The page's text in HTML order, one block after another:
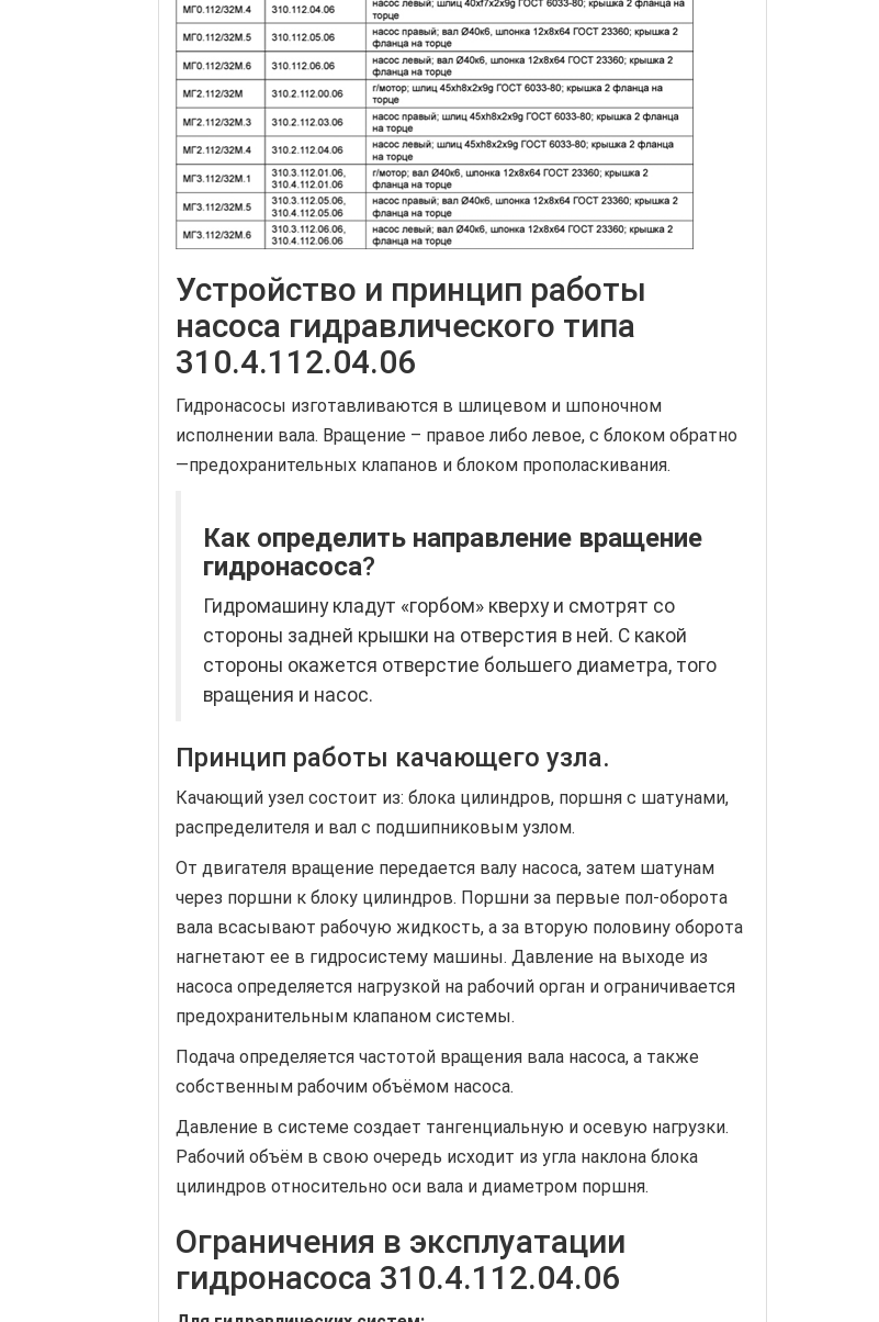
Устройство и принцип работы
насоса гидравлического типа
310.4.112.04.06
Гидронасосы изготавливаются в шлицевом и шпоночном
исполнении вала. Вращение – правое либо левое, с блоком обратно
—предохранительных клапанов и блоком прополаскивания.
Как определить направление вращение
гидронасоса?
Гидромашину кладут «горбом» кверху и смотрят со
стороны задней крышки на отверстия в ней. С какой
стороны окажется отверстие большего диаметра, того
вращения и насос.
Принцип работы качающего узла.
Качающий узел состоит из: блока цилиндров, поршня с шатунами,
распределителя и вал с подшипниковым узлом.
От двигателя вращение передается валу насоса, затем шатунам
через поршни к блоку цилиндров. Поршни за первые пол-оборота
вала всасывают рабочую жидкость, а за вторую половину оборота
нагнетают ее в гидросистему машины. Давление на выходе из
насоса определяется нагрузкой на рабочий орган и ограничивается
предохранительным клапаном системы.
Подача определяется частотой вращения вала насоса, а также
собственным рабочим объёмом насоса.
Давление в системе создает тангенциальную и осевую нагрузки.
Рабочий объём в свою очередь исходит из угла наклона блока
цилиндров относительно оси вала и диаметром поршня.
Ограничения в эксплуатации
гидронасоса 310.4.112.04.06